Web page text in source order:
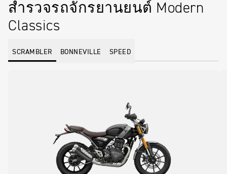
สำรวจรถจักรยานยนต์ Modern
Classics
SCRAMBLER BONNEVILLE SPEED